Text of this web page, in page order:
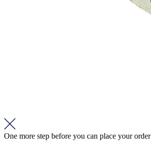
One more step before you can place your order